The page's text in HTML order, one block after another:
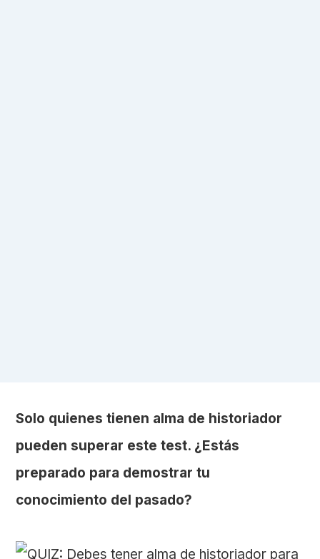
Solo quienes tienen alma de historiador
pueden superar este test. ¿Estás
preparado para demostrar tu
conocimiento del pasado?